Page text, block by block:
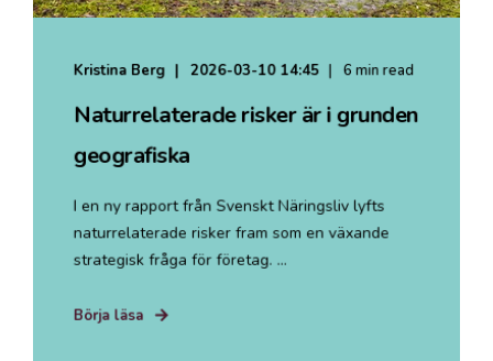
Kristina Berg 2026-03-10 14:45 6 min read
Naturrelaterade risker är i grunden
geografiska
I en ny rapport från Svenskt Näringsliv lyfts
naturrelaterade risker fram som en växande
strategisk fråga för företag. ...
Börja läsa